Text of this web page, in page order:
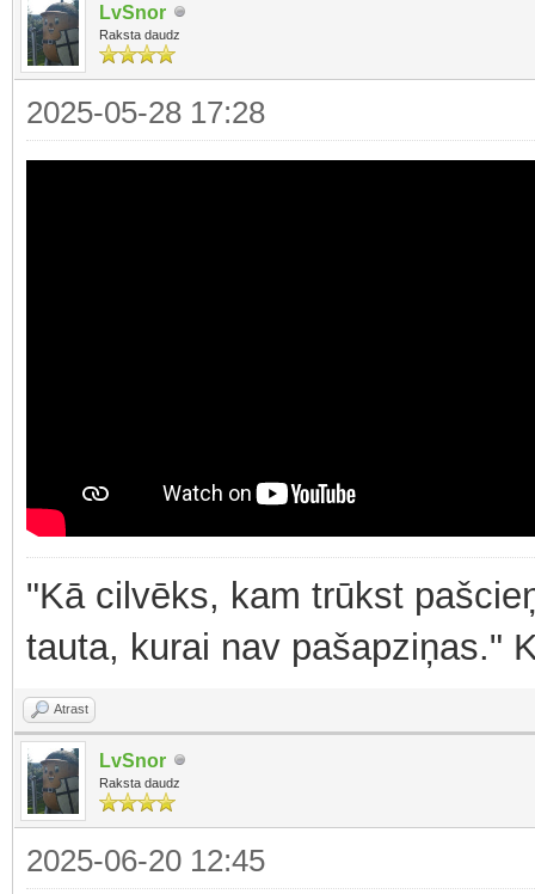
LvSnor
Raksta daudz
2025-05-28 17:28
"Kā cilvēks, kam trūkst
tauta, kurai nav pašapziņas."
Atrast
LvSnor
Raksta daudz
2025-06-20 12:45